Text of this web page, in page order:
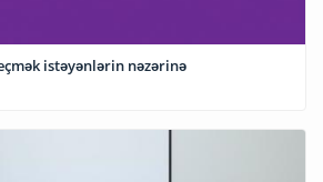
istəyənlərin nəzərinə